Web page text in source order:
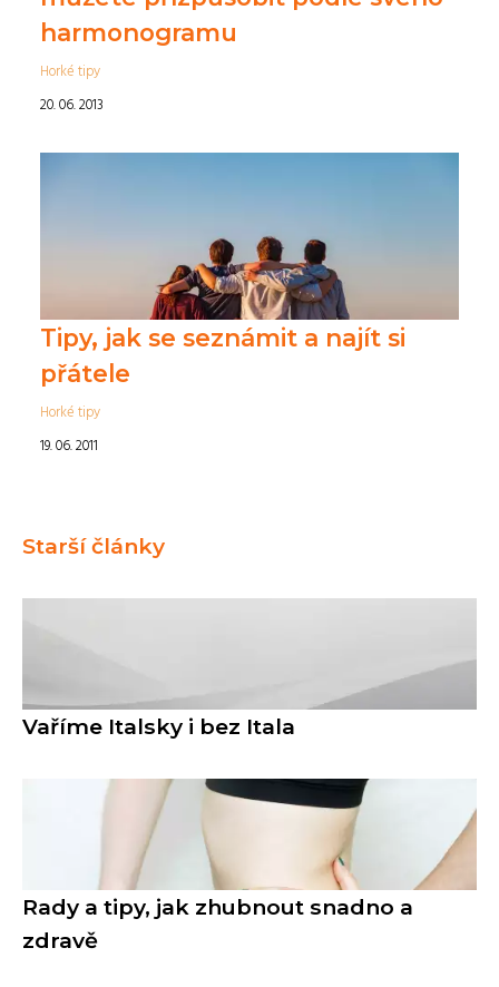
harmonogramu
Horké tipy
20. 06. 2013
Tipy, jak se seznámit a najít si
přátele
Horké tipy
19. 06. 2011
Starší články
Vaříme Italsky i bez Itala
Rady a tipy, jak zhubnout snadno a
zdravě